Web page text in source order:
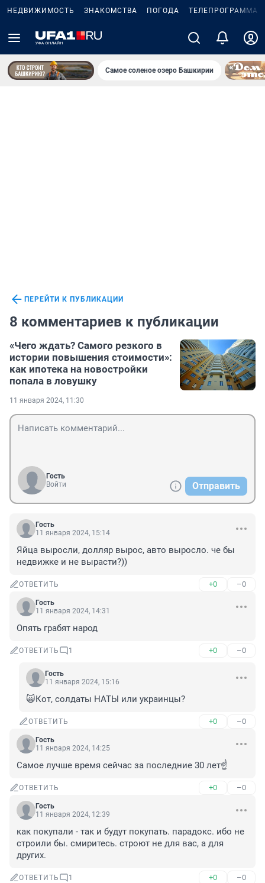
НЕДВИЖИМОСТЬ ЗНАКОМСТВА ПОГОДА ТЕЛЕПРОГРАММА
Самое соленое озеро Башкирии
ПЕРЕЙТИ К ПУБЛИКАЦИИ
8 комментариев к публикации
«Чего ждать? Самого резкого в
истории повышения стоимости»:
как ипотека на новостройки
попала в ловушку
11 января 2024, 11:30
Гость
Войти
Отправить
Гость
11 января 2024, 15:14
Яйца выросли, долляр вырос, авто выросло. че бы
недвижке и не вырасти?))
ОТВЕТИТЬ +0 –0
Гость
11 января 2024, 14:31
Опять грабят народ
ОТВЕТИТЬ 1 +0 –0
Гость
11 января 2024, 15:16
🙀Кот, солдаты НАТЫ или украинцы?
ОТВЕТИТЬ +0 –0
Гость
11 января 2024, 14:25
Самое лучше время сейчас за последние 30 лет☝️
ОТВЕТИТЬ +0 –0
Гость
11 января 2024, 12:39
как покупали - так и будут покупать. парадокс. ибо не
строили бы. смиритесь. строют не для вас, а для
других.
ОТВЕТИТЬ 1 +0 –0